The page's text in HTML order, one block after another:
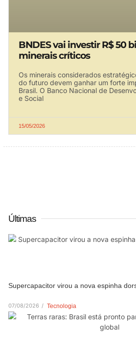
BNDES vai investir R$ 50
minerais críticos
Os minerais considerados
do futuro devem ganhar um forte
Brasil. O Banco Nacional de
e Social
15/05/2026
Últimas
Supercapacitor virou a nova espinha
07/08/2026 / Tecnologia